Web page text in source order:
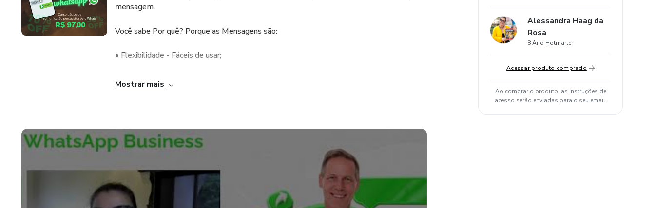
mensagem.
Você sabe Por quê? Porque as Mensagens são:
• Flexibilidade - Fáceis de usar;
• Registros - Documentáveis;
• Agilidade - Rápidas (real time);
• Descontraídas - Divertidas
É possível vender praticamente tudo pelo WhatsApp, porém é necessário usar as
ferramentas e entender um pouco de Psicologia Digital e as novas tendências de consumo
para engajar com seus clientes.
Mostrar mais
Alessandra Haag da
Rosa
8 Ano Hotmarter
Acessar produto comprado
Ao comprar o produto, as instruções de
acesso serão enviadas para o seu email.